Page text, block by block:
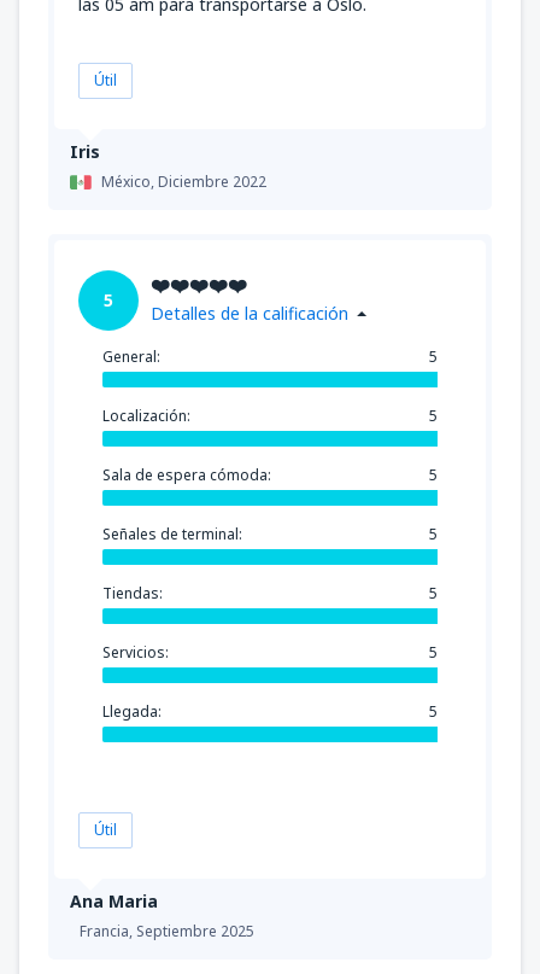
Iris
México,Diciembre 2022
Útil
Ana Maria
Francia, Septiembre 2025
5
❤️❤️❤️❤️❤️
Detalles de la calificación
General: 5
Localización: 5
Sala de espera cómoda: 5
Señales de terminal: 5
Tiendas: 5
Servicios: 5
Llegada: 5
Útil